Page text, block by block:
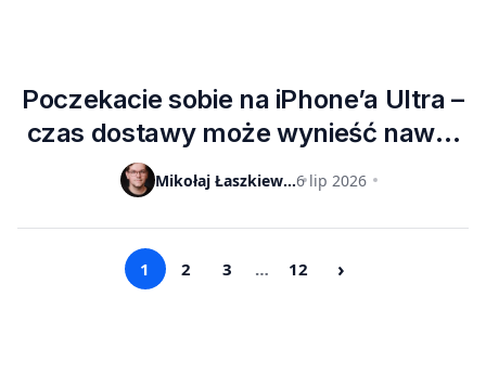
Poczekacie sobie na iPhone’a Ultra –
czas dostawy może wynieść nawet
6 tygodniMikołaj Łaszkiewicz6 lip 2026
1 2 3 … 12 ›